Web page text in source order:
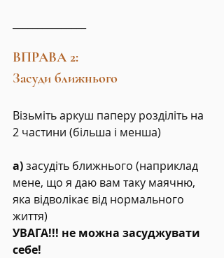
ВПРАВА 2:
Засуди ближнього
Візьміть аркуш паперу розділіть на
2 частини (більша і менша)
а) засудіть ближнього (наприклад
мене, що я даю вам таку маячню,
яка відволікає від нормального
життя)
УВАГА!!! не можна засуджувати
себе!